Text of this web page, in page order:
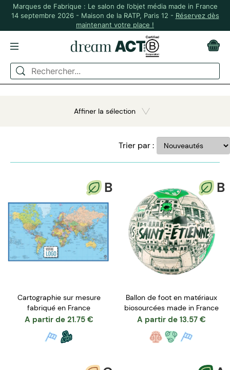
Marques de Fabrique : Le salon de l’objet média made in France
14 septembre 2026 - Maison de la RATP, Paris 12 - Réservez dès
maintenant votre place !
ACCUEIL
Recherche :
Affiner la sélection
Trier par :
B
Cartographie sur mesure
fabriqué en France
A partir de 21.75 €
B
Ballon de foot en matériaux
biosourcées made in France
A partir de 13.57 €